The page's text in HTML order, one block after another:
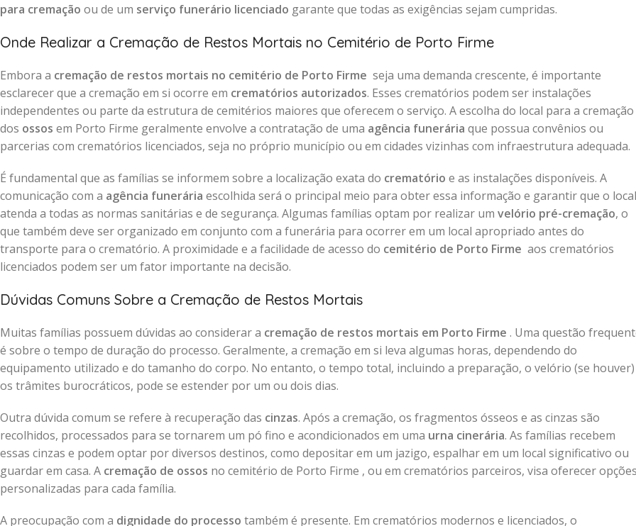
para cremação ou de um serviço funerário licenciado garante que todas as exigências sejam cumpridas.
Onde Realizar a Cremação de Restos Mortais no Cemitério de Porto Firme
Embora a cremação de restos mortais no cemitério de Porto Firme seja uma demanda crescente, é importante
esclarecer que a cremação em si ocorre em crematórios autorizados. Esses crematórios podem ser instalações
independentes ou parte da estrutura de cemitérios maiores que oferecem o serviço. A escolha do local para a cremação
dos ossos em Porto Firme geralmente envolve a contratação de uma agência funerária que possua convênios ou
parcerias com crematórios licenciados, seja no próprio município ou em cidades vizinhas com infraestrutura adequada.
É fundamental que as famílias se informem sobre a localização exata do crematório e as instalações disponíveis. A
comunicação com a agência funerária escolhida será o principal meio para obter essa informação e garantir que o local
atenda a todas as normas sanitárias e de segurança. Algumas famílias optam por realizar um velório pré-cremação, o
que também deve ser organizado em conjunto com a funerária para ocorrer em um local apropriado antes do
transporte para o crematório. A proximidade e a facilidade de acesso do cemitério de Porto Firme aos crematórios
licenciados podem ser um fator importante na decisão.
Dúvidas Comuns Sobre a Cremação de Restos Mortais
Muitas famílias possuem dúvidas ao considerar a cremação de restos mortais em Porto Firme . Uma questão
é sobre o tempo de duração do processo. Geralmente, a cremação em si leva algumas horas, dependendo do
equipamento utilizado e do tamanho do corpo. No entanto, o tempo total, incluindo a preparação, o velório (se
os trâmites burocráticos, pode se estender por um ou dois dias.
Outra dúvida comum se refere à recuperação das cinzas. Após a cremação, os fragmentos ósseos e as cinzas são
recolhidos, processados para se tornarem um pó fino e acondicionados em uma urna cinerária. As famílias recebem
essas cinzas e podem optar por diversos destinos, como depositar em um jazigo, espalhar em um local significativo ou
guardar em casa. A cremação de ossos no cemitério de Porto Firme , ou em crematórios parceiros, visa oferecer
personalizadas para cada família.
A preocupação com a dignidade do processo também é presente. Em crematórios modernos e licenciados, o